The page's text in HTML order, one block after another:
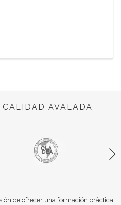
CALIDAD AVALADA
de ofrecer una formación práctica